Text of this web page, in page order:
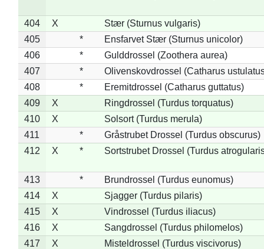
404 X
Stær (Sturnus vulgaris)
405
*
Ensfarvet Stær (Sturnus unicolor)
406
*
Gulddrossel (Zoothera aurea)
407
*
Olivenskovdrossel (Catharus
408
*
Eremitdrossel (Catharus guttatus)
409
X
Ringdrossel (Turdus torquatus)
410
X
Solsort (Turdus merula)
411
*
Gråstrubet Drossel (Turdus obscurus)
412
X * Sortstrubet Drossel (Turdus
413 *
Brundrossel (Turdus eunomus)
414
X
Sjagger (Turdus pilaris)
415
X
Vindrossel (Turdus iliacus)
416
X
Sangdrossel (Turdus philomelos)
417
X
Misteldrossel (Turdus viscivorus)